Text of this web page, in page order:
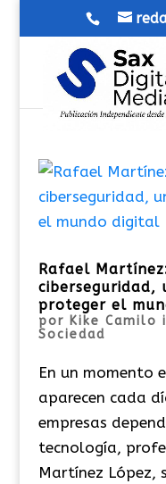
Rafael
ciberseguridad,
proteger el
por Kike Camilo
Sociedad
En un momento
aparecen cada
empresas
tecnología,
Martínez López,